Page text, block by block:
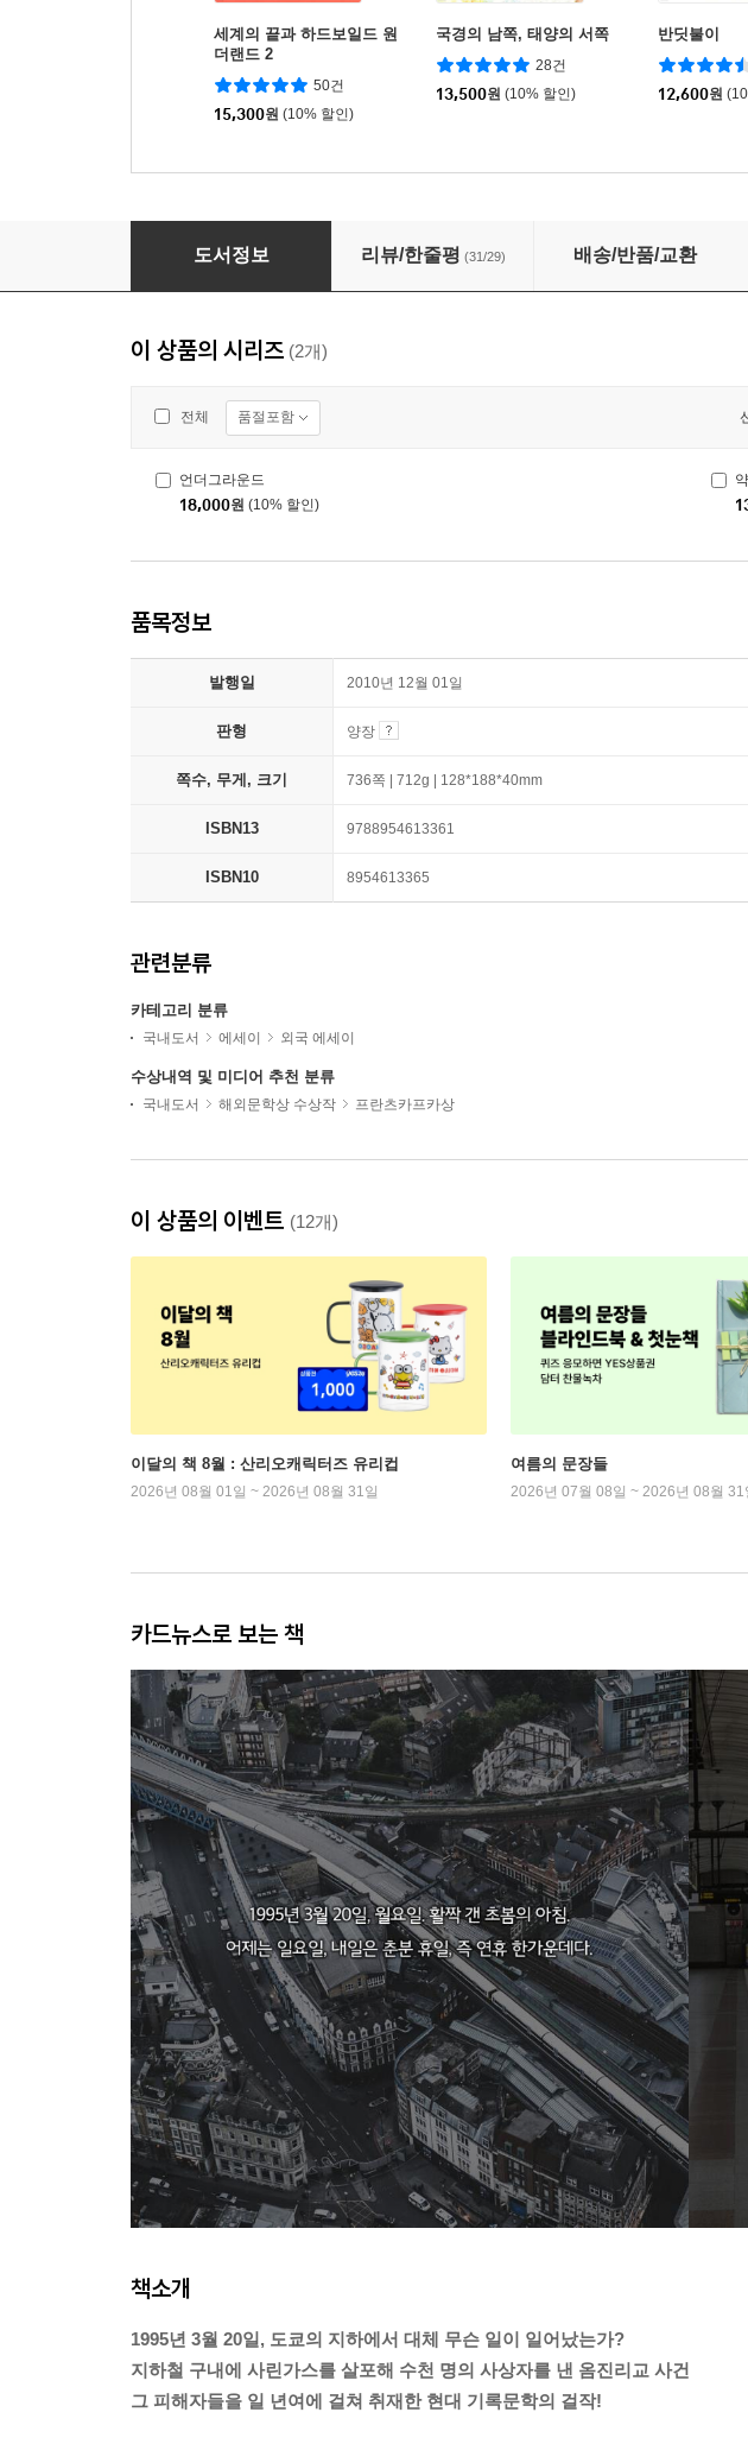
세계의 끝과 하드보일드 원
더랜드 2
50건
15,300원 (10% 할인)
국경의 남쪽, 태양의 서쪽
28건
13,500원 (10% 할인)
반딧불이
12,600원
언더그라운드
도서정보 리뷰/한줄평 (31/29) 배송/반품/교환
이 상품의 시리즈 (2개)
전체 품절포함
언더그라운드
18,000원 (10% 할인)
품목정보
발행일 2010년 12월 01일
판형 양장
쪽수, 무게, 크기 736쪽 | 712g | 128*188*40mm
ISBN13 9788954613361
ISBN10 8954613365
관련분류
카테고리 분류
국내도서 에세이 외국 에세이
수상내역 및 미디어 추천 분류
국내도서 해외문학상 수상작 프란츠카프카상
이 상품의 이벤트 (12개)
이달의 책 8월 : 산리오캐릭터즈 유리컵
2026년 08월 01일 ~ 2026년 08월 31일
여름의 문장들
2026년 07월 08일 ~ 2026년 08월 31
카드뉴스로 보는 책
책소개
1995년 3월 20일, 도쿄의 지하에서 대체 무슨 일이 일어났는가?
지하철 구내에 사린가스를 살포해 수천 명의 사상자를 낸 옴진리교 사건
그 피해자들을 일 년여에 걸쳐 취재한 현대 기록문학의 걸작!